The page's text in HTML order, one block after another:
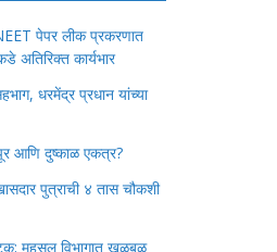
NEET पेपर लीक प्रकरणात
अतिरिक्त कार्यभार
धरमेंद्र प्रधान यांच्या
आणि दुष्काळ एकत्र?
पुत्राची ४ तास चौकशी
महसूल विभागात खळबळ